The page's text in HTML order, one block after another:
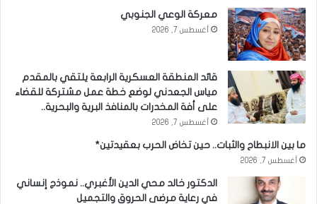
معركة الوعي الجنوبي
أغسطس 7, 2026
قائد المنطقة العسكرية الرابعة يلتقي بالمقدم
مياس الجعدني لوضع خطة عمل مشتركة للقضاء
على أفة المخدرات بالمنافذ البرية والبحرية..
أغسطس 7, 2026
ما بين الانبطاح والثبات.. حين تخاض الحرب بعقيدتين*
أغسطس 7, 2026
الدكتور خالد محي الدين الأغبري.. نموذج إنساني
في رعاية مرضى الحروق والتجميل